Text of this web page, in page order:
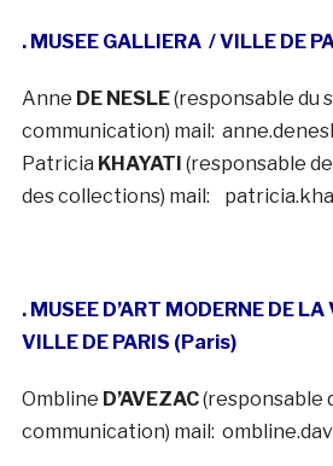
. MUSEE GALLIERA / VILLE DE
Anne DE NESLE(responsable du
communication) mail:
Patricia KHAYATI (responsable
des collections) mail:
. MUSEE D’ART MODERNE DE
VILLE DE PARIS (Paris)
Ombline D’AVEZAC(responsable
communication) mail: